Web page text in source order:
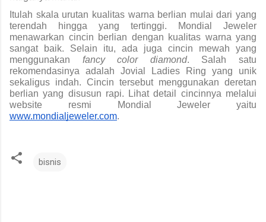
Itulah skala urutan kualitas warna berlian mulai dari yang
terendah hingga yang tertinggi. Mondial Jeweler
menawarkan cincin berlian dengan kualitas warna yang
sangat baik. Selain itu, ada juga cincin mewah yang
menggunakan fancy color diamond. Salah satu
rekomendasinya adalah Jovial Ladies Ring yang unik
sekaligus indah. Cincin tersebut menggunakan deretan
berlian yang disusun rapi. Lihat detail cincinnya melalui
www.mondialjeweler.com.
bisnis